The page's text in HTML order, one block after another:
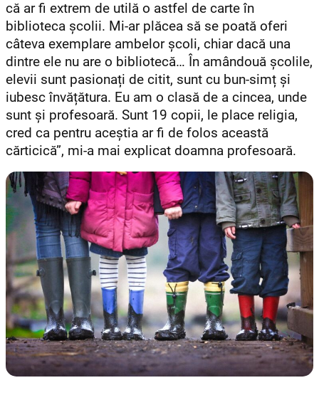
că ar fi extrem de utilă o astfel de carte în
biblioteca școlii. Mi-ar plăcea să se poată oferi
câteva exemplare ambelor școli, chiar dacă una
dintre ele nu are o bibliotecă… În amândouă școlile,
elevii sunt pasionați de citit, sunt cu bun-simț și
iubesc învățătura. Eu am o clasă de a cincea, unde
sunt și profesoară. Sunt 19 copii, le place religia,
cred ca pentru aceștia ar fi de folos această
cărticică”, mi-a mai explicat doamna profesoară.